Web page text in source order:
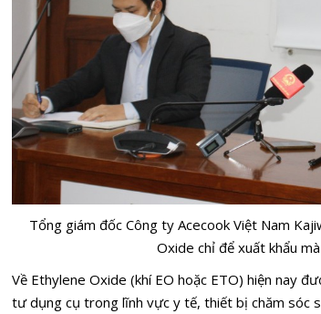
Tổng giám đốc Công ty Acecook Việt Nam
Oxide chỉ để xuất khẩu
Về Ethylene Oxide (khí EO hoặc ETO) hiện nay
tư dụng cụ trong lĩnh vực y tế, thiết bị chăm sóc